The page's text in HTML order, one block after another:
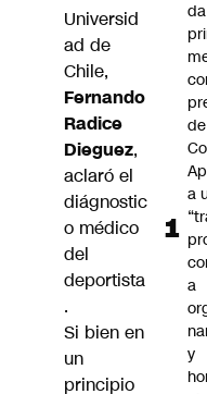
Universid
ad de
Chile,
Fernando
Radice
Dieguez,
aclaró el
diágnostic
o médico
del
deportista
.
Si bien en
un
principio
de
a
a
y